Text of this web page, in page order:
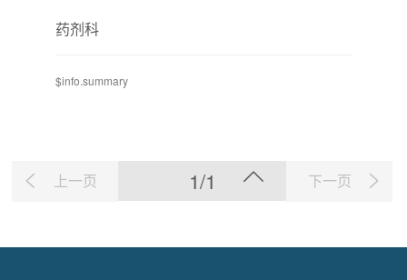
药剂科
$info.summary
上一页 1/1 下一页